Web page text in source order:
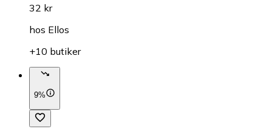
32 kr
hos Ellos
+10 butiker
9%